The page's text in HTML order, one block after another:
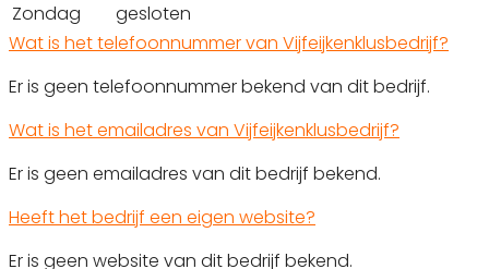
Zondag
gesloten
Wat is het telefoonnummer van Vijfeijkenklusbedrijf?
Er is geen telefoonnummer bekend van dit bedrijf.
Wat is het emailadres van Vijfeijkenklusbedrijf?
Er is geen emailadres van dit bedrijf bekend.
Heeft het bedrijf een eigen website?
Er is geen website van dit bedrijf bekend.